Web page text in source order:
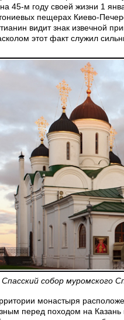
45-м году своей жизни 1
пещерах Киево-
видит знак извечной
этот факт служил
Спасский собор муромского
монастыря
перед походом на